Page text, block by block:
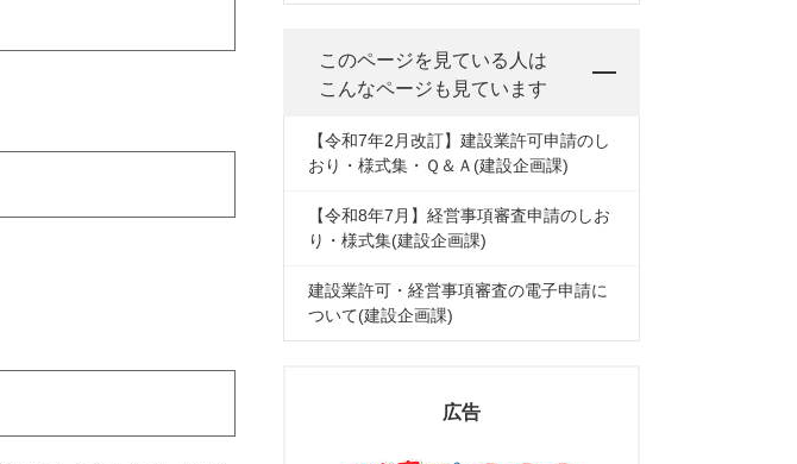
このページを見ている人は
こんなページも見ています
【令和7年2月改訂】建設業許可申請のし
おり・様式集・Ｑ＆Ａ(建設企画課)
【令和8年7月】経営事項審査申請のしお
り・様式集(建設企画課)
建設業許可・経営事項審査の電子申請に
ついて(建設企画課)
広告